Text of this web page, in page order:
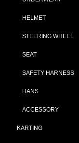
HELMET
STEERING WHEEL
SEAT
SAFETY HARNESS
HANS
ACCESSORY
KARTING